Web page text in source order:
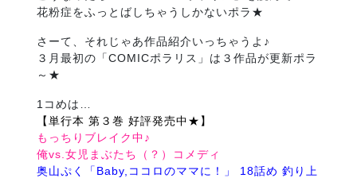
花粉症をふっとばしちゃうしかないポラ★
さーて、それじゃあ作品紹介いっちゃうよ♪
３月最初の「COMICポラリス」は３作品が更新ポラ
～★
1コめは…
【単行本 第３巻 好評発売中★】
もっちりブレイク中♪
俺vs.女児まぶたち（？）コメディ
奥山ぷく「Baby,ココロのママに！」 18話め 釣り上